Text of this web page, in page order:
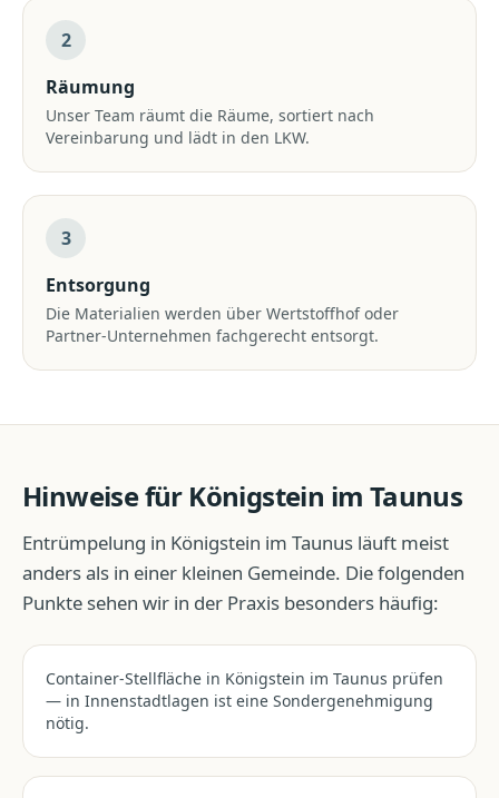
2
Räumung
Unser Team räumt die Räume, sortiert nach
Vereinbarung und lädt in den LKW.
3
Entsorgung
Die Materialien werden über Wertstoffhof oder
Partner-Unternehmen fachgerecht entsorgt.
Hinweise für Königstein im Taunus
Entrümpelung in Königstein im Taunus läuft meist
anders als in einer kleinen Gemeinde. Die folgenden
Punkte sehen wir in der Praxis besonders häufig:
Container-Stellfläche in Königstein im Taunus prüfen
— in Innenstadtlagen ist eine Sondergenehmigung
nötig.